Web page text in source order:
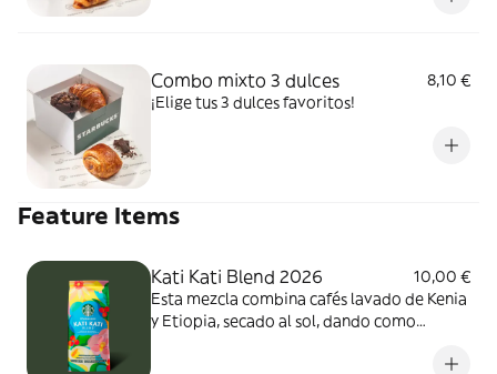
Combo mixto 3 dulces
8,10 €
¡Elige tus 3 dulces favoritos!
Feature Items
Kati Kati Blend 2026
10,00 €
Esta mezcla combina cafés lavado de Kenia
y Etiopia, secado al sol, dando como